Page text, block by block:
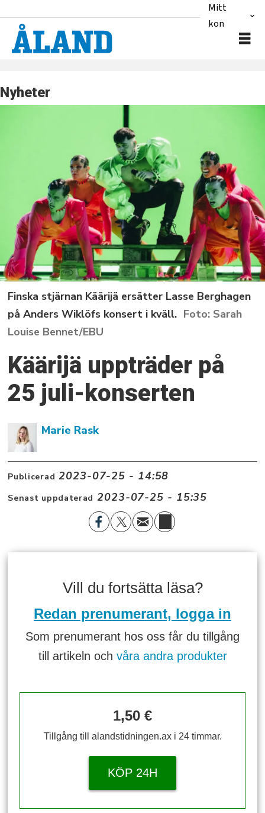
Mitt
konto
Nyheter
Finska stjärnan Käärijä ersätter Lasse Berghagen
på Anders Wiklöfs konsert i kväll.
Sarah
Louise Bennet/EBU
Käärijä uppträder på
25 juli-konserten
Marie Rask
Publicerad 2023-07-25 - 14:58
Senast uppdaterad 2023-07-25 - 15:35
Vill du fortsätta läsa?
Redan prenumerant, logga in
Som prenumerant hos oss får du tillgång
till artikeln och våra andra produkter
1,50 €
Tillgång till alandstidningen.ax i 24 timmar.
KÖP 24H